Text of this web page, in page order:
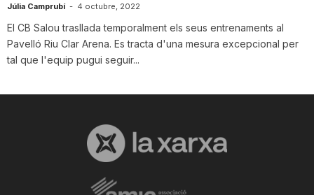
a
t
Júlia Camprubí - 4 octubre, 2022
El CB Salou trasllada temporalment els seus entrenaments al
Pavelló Riu Clar Arena. Es tracta d'una mesura excepcional per
tal que l'equip pugui seguir...